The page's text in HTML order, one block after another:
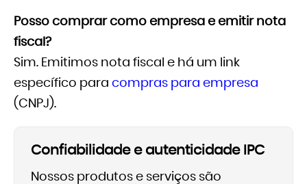
Posso comprar como empresa e emitir nota
fiscal?
Sim. Emitimos nota fiscal e há um link
específico para compras para empresa
(CNPJ).
Confiabilidade e autenticidade IPC
Nossos produtos e serviços são